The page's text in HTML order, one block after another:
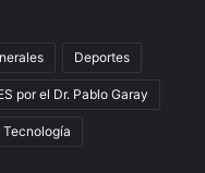
Deportes
por el Dr. Pablo Garay
Tecnologí­a